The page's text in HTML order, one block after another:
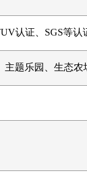
认证、SGS等认
主题乐园、生态农